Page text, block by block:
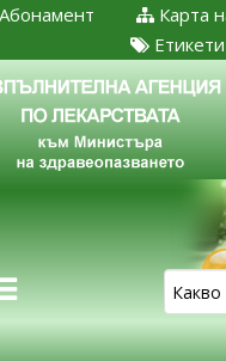
Карта
Абонамент
Етикети